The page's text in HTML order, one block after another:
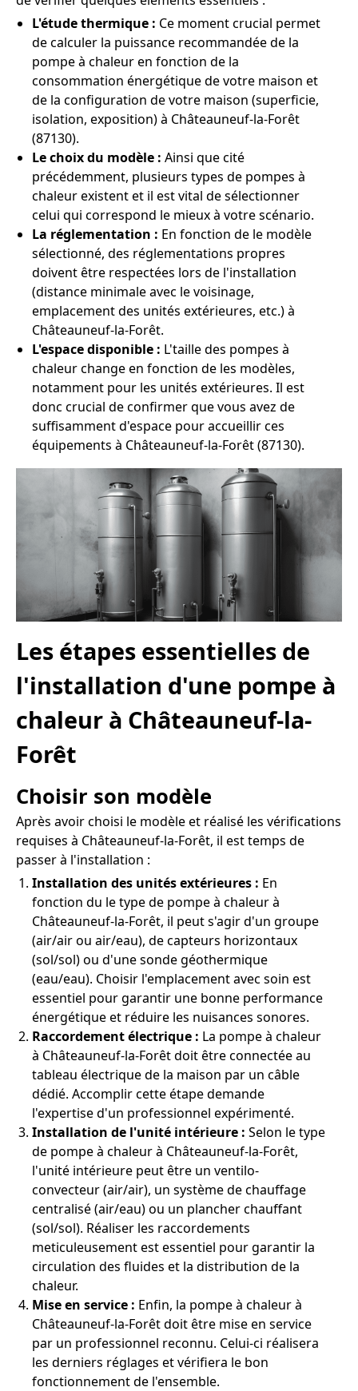
L'étude thermique : Ce moment crucial permet
de calculer la puissance recommandée de la
pompe à chaleur en fonction de la
consommation énergétique de votre maison et
de la configuration de votre maison (superficie,
isolation, exposition) à Châteauneuf-la-Forêt
(87130).
Le choix du modèle : Ainsi que cité
précédemment, plusieurs types de pompes à
chaleur existent et il est vital de sélectionner
celui qui correspond le mieux à votre scénario.
La réglementation : En fonction de le modèle
sélectionné, des réglementations propres
doivent être respectées lors de l'installation
(distance minimale avec le voisinage,
emplacement des unités extérieures, etc.) à
Châteauneuf-la-Forêt.
L'espace disponible : L'taille des pompes à
chaleur change en fonction de les modèles,
notamment pour les unités extérieures. Il est
donc crucial de confirmer que vous avez de
suffisamment d'espace pour accueillir ces
équipements à Châteauneuf-la-Forêt (87130).
Les étapes essentielles de
l'installation d'une pompe à
chaleur à Châteauneuf-la-
Forêt
Choisir son modèle
Après avoir choisi le modèle et réalisé les vérifications
requises à Châteauneuf-la-Forêt, il est temps de
passer à l'installation :
Installation des unités extérieures : En
fonction du le type de pompe à chaleur à
Châteauneuf-la-Forêt, il peut s'agir d'un groupe
(air/air ou air/eau), de capteurs horizontaux
(sol/sol) ou d'une sonde géothermique
(eau/eau). Choisir l'emplacement avec soin est
essentiel pour garantir une bonne performance
énergétique et réduire les nuisances sonores.
Raccordement électrique : La pompe à chaleur
à Châteauneuf-la-Forêt doit être connectée au
tableau électrique de la maison par un câble
dédié. Accomplir cette étape demande
l'expertise d'un professionnel expérimenté.
Installation de l'unité intérieure : Selon le type
de pompe à chaleur à Châteauneuf-la-Forêt,
l'unité intérieure peut être un ventilo-
convecteur (air/air), un système de chauffage
centralisé (air/eau) ou un plancher chauffant
(sol/sol). Réaliser les raccordements
meticuleusement est essentiel pour garantir la
circulation des fluides et la distribution de la
chaleur.
Mise en service : Enfin, la pompe à chaleur à
Châteauneuf-la-Forêt doit être mise en service
par un professionnel reconnu. Celui-ci réalisera
les derniers réglages et vérifiera le bon
fonctionnement de l'ensemble.